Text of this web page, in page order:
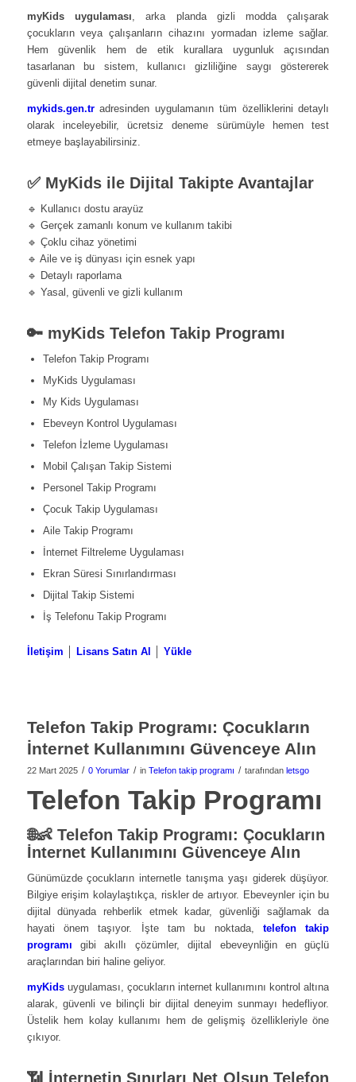
myKids uygulaması , arka planda gizli modda çalışarak
çocukların veya çalışanların cihazını yormadan izleme sağlar.
Hem güvenlik hem de etik kurallara uygunluk açısından
tasarlanan bu sistem, kullanıcı gizliliğine saygı göstererek
güvenli dijital denetim sunar.
mykids.gen.tradresinden uygulamanın tüm özelliklerini detaylı
olarak inceleyebilir, ücretsiz deneme sürümüyle hemen test
etmeye başlayabilirsiniz.
✅ MyKids ile Dijital Takipte Avantajlar
🔹 Kullanıcı dostu arayüz
🔹 Gerçek zamanlı konum ve kullanım takibi
🔹 Çoklu cihaz yönetimi
🔹 Aile ve iş dünyası için esnek yapı
🔹 Detaylı raporlama
🔹 Yasal, güvenli ve gizli kullanım
🔑 myKids Telefon Takip Programı
Telefon Takip Programı
MyKids Uygulaması
My Kids Uygulaması
Ebeveyn Kontrol Uygulaması
Telefon İzleme Uygulaması
Mobil Çalışan Takip Sistemi
Personel Takip Programı
Çocuk Takip Uygulaması
Aile Takip Programı
İnternet Filtreleme Uygulaması
Ekran Süresi Sınırlandırması
Dijital Takip Sistemi
İş Telefonu Takip Programı
İletişim Lisans Satın Al Yükle
Telefon Takip Programı: Çocukların
İnternet Kullanımını Güvenceye Alın
22 Mart 2025 / 0 Yorumlar / in Telefon takip programı / tarafından letsgo
Telefon Takip Programı
🌐👶 Telefon Takip Programı: Çocukların
İnternet Kullanımını Güvenceye Alın
Günümüzde çocukların internetle tanışma yaşı giderek düşüyor.
Bilgiye erişim kolaylaştıkça, riskler de artıyor. Ebeveynler için bu
dijital dünyada rehberlik etmek kadar, güvenliği sağlamak da
hayati önem taşıyor. İşte tam bu noktada,telefon takip
programı gibi akıllı çözümler, dijital ebeveynliğin en güçlü
araçlarından biri haline geliyor.
myKidsuygulaması, çocukların internet kullanımını kontrol altına
alarak, güvenli ve bilinçli bir dijital deneyim sunmayı hedefliyor.
Üstelik hem kolay kullanımı hem de gelişmiş özellikleriyle öne
çıkıyor.
📶 İnternetin Sınırları Net Olsun Telefon